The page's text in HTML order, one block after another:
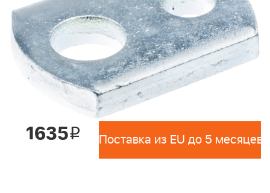
1635i Поставка из EU до 5 месяцев